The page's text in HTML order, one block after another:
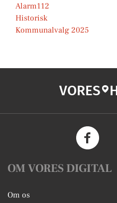
Alarm112
Historisk
Kommunalvalg 2025
VORES
OM VORES DIGITAL
Om os